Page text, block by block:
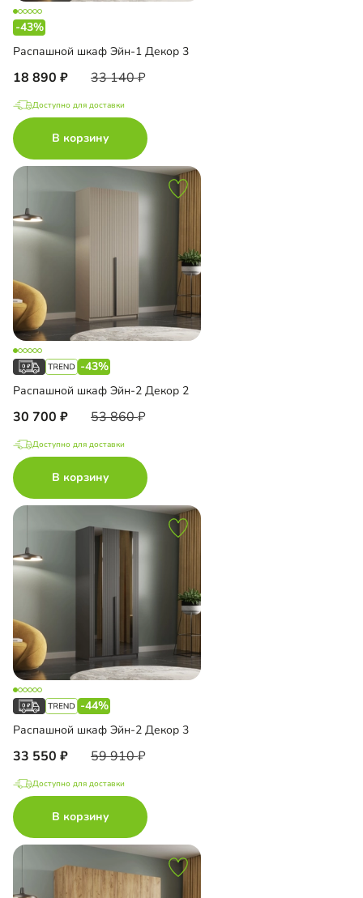
-43%
Распашной шкаф Эйн-1 Декор 3
18 890 33 140
Доступно для доставки
В корзину
-43%
Распашной шкаф Эйн-2 Декор 2
30 700 53 860
Доступно для доставки
В корзину
-44%
Распашной шкаф Эйн-2 Декор 3
33 550 59 910
Доступно для доставки
В корзину